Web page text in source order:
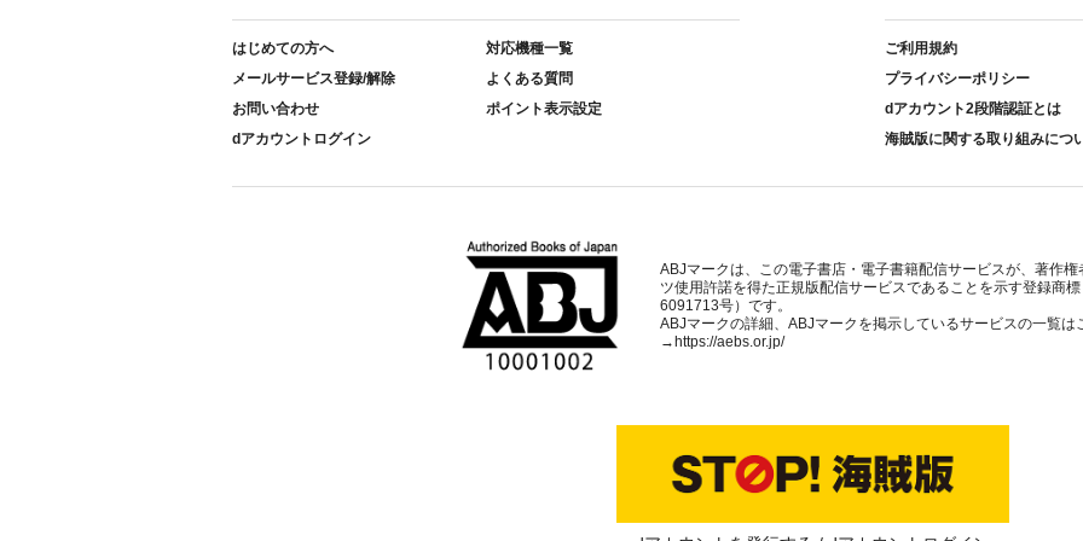
はじめての方へ
対応機種一覧
メールサービス登録/解除
よくある質問
お問い合わせ
ポイント表示設定
dアカウントログイン
ご利用規約
プライバシーポリシー
dアカウント2段階認証とは
海賊版に関する取り組みにつ
ABJマークは、この電子書店・電子書籍配信サービスが、著作権
ツ使用許諾を得た正規版配信サービスであることを示す登録商
6091713号）です。
ABJマークの詳細、ABJマークを掲示しているサービスの一覧は
→https://aebs.or.jp/